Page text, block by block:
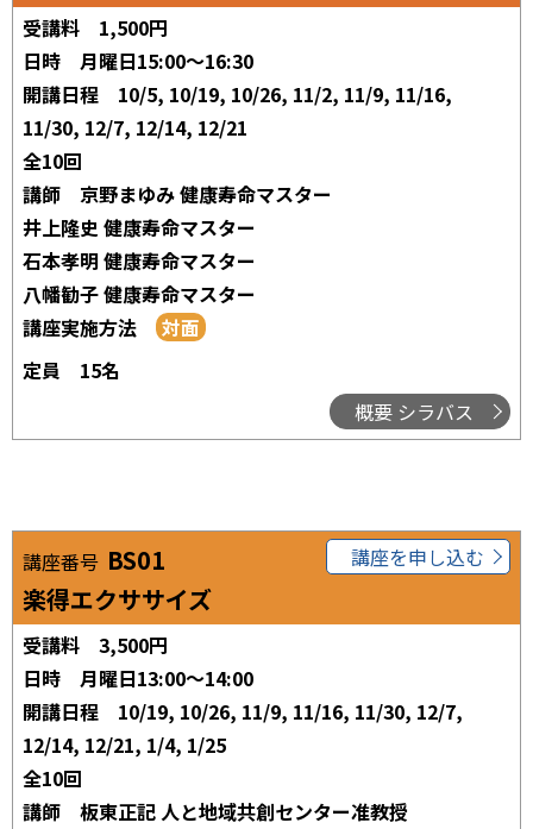
受講料
1,500円
日時
月曜日15:00～16:30
開講日程
10/5, 10/19, 10/26, 11/2, 11/9, 11/16,
11/30, 12/7, 12/14, 12/21
全10回
講師
京野まゆみ 健康寿命マスター
井上隆史 健康寿命マスター
石本孝明 健康寿命マスター
八幡勧子 健康寿命マスター
講座実施方法
定員
15名
概要 シラバス
講座番号 BS01
楽得エクササイズ
講座を申し込む
受講料
3,500円
日時
月曜日13:00～14:00
開講日程
10/19, 10/26, 11/9, 11/16, 11/30, 12/7,
12/14, 12/21, 1/4, 1/25
全10回
講師
板東正記 人と地域共創センター准教授